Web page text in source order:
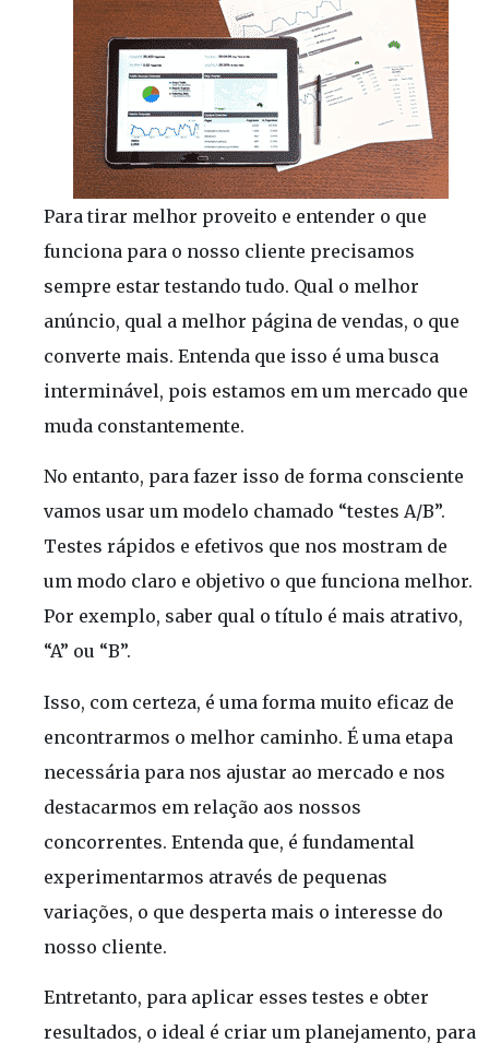
Para tirar melhor proveito e entender o que
funciona para o nosso cliente precisamos
sempre estar testando tudo. Qual o melhor
anúncio, qual a melhor página de vendas, o que
converte mais. Entenda que isso é uma busca
interminável, pois estamos em um mercado que
muda constantemente.
No entanto, para fazer isso de forma consciente
vamos usar um modelo chamado “testes A/B”.
Testes rápidos e efetivos que nos mostram de
um modo claro e objetivo o que funciona melhor.
Por exemplo, saber qual o título é mais atrativo,
“A” ou “B”.
Isso, com certeza, é uma forma muito eficaz de
encontrarmos o melhor caminho. É uma etapa
necessária para nos ajustar ao mercado e nos
destacarmos em relação aos nossos
concorrentes. Entenda que, é fundamental
experimentarmos através de pequenas
variações, o que desperta mais o interesse do
nosso cliente.
Entretanto, para aplicar esses testes e obter
resultados, o ideal é criar um planejamento, para